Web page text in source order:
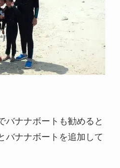
バナナボートも勧めると
バナナボートを追加して